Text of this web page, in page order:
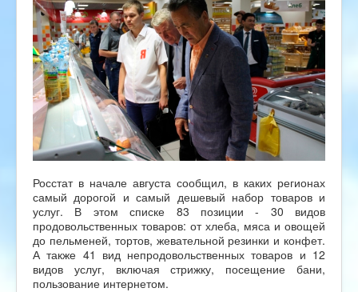
Росстат в начале августа сообщил, в каких регионах
самый дорогой и самый дешевый набор товаров и
услуг. В этом списке 83 позиции - 30 видов
продовольственных товаров: от хлеба, мяса и овощей
до пельменей, тортов, жевательной резинки и конфет.
А также 41 вид непродовольственных товаров и 12
видов услуг, включая стрижку, посещение бани,
пользование интернетом.